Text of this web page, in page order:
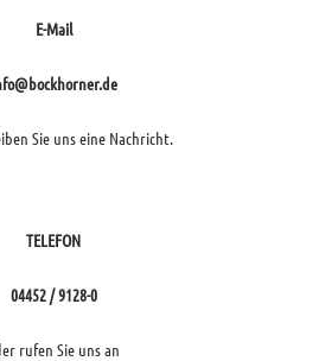
E-Mail
Sie uns eine Nachricht.
TELEFON
04452 / 9128-0
rufen Sie uns an